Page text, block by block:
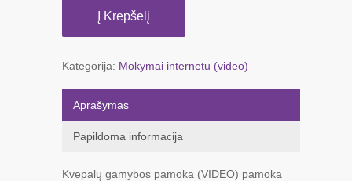
Į Krepšelį
Kategorija: Mokymai internetu (video)
Aprašymas
Papildoma informacija
Kvepalų gamybos pamoka (VIDEO) pamoka